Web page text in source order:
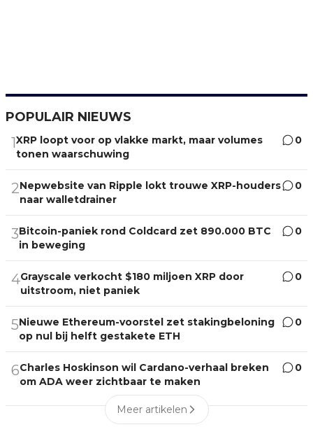
POPULAIR NIEUWS
1XRP loopt voor op vlakke markt, maar volumes
tonen waarschuwing
0
2Nepwebsite van Ripple lokt trouwe XRP-houders
naar walletdrainer
0
3Bitcoin-paniek rond Coldcard zet 890.000 BTC
in beweging
0
4Grayscale verkocht $180 miljoen XRP door
uitstroom, niet paniek
0
5Nieuwe Ethereum-voorstel zet stakingbeloning
op nul bij helft gestakete ETH
0
6Charles Hoskinson wil Cardano-verhaal breken
om ADA weer zichtbaar te maken
0
Meer artikelen